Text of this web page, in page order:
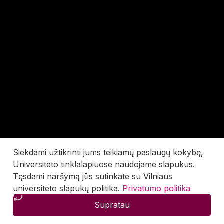
Siekdami užtikrinti jums teikiamų paslaugų kokybę,
Universiteto tinklalapiuose naudojame slapukus.
Tęsdami naršymą jūs sutinkate su Vilniaus
universiteto slapukų politika. Privatumo politika
Supratau